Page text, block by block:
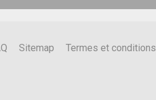
Sitemap Termes et conditions